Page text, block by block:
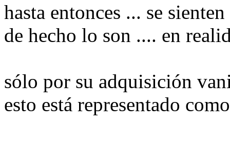
hasta entonces ... se
de hecho lo son .... en
sólo por su adquisición
esto está representado